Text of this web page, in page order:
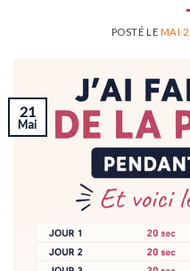
POSTÉ LE MAI
21
Mai